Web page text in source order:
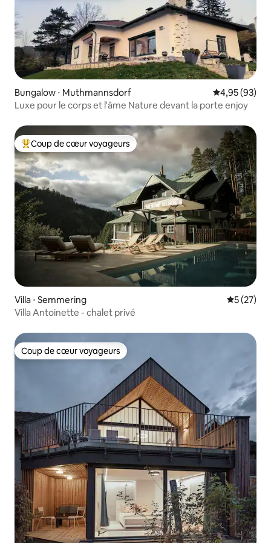
Bungalow ⋅ Muthmannsdorf Évaluation
4,95 (93)
Luxe pour le corps et l'âme Nature devant la porte enjoy
Coups de cœur voyageurs les plus appréciés
Coup de cœur voyageurs
Villa ⋅ Semmering
5 (27)
Villa Antoinette - chalet privé
Coup de cœur voyageurs
Coup de cœur voyageurs